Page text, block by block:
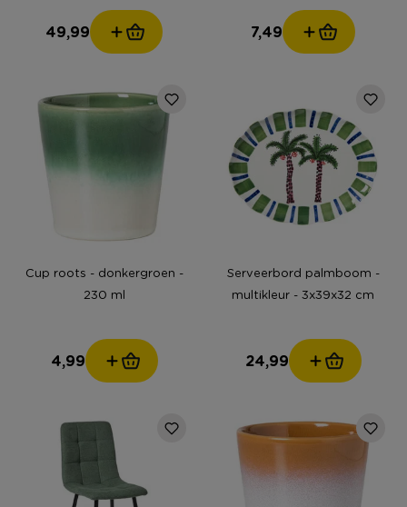
49,99 7,49
Cup roots - donkergroen -
230 ml
4,99
Serveerbord palmboom -
multikleur - 3x39x32 cm
24,99